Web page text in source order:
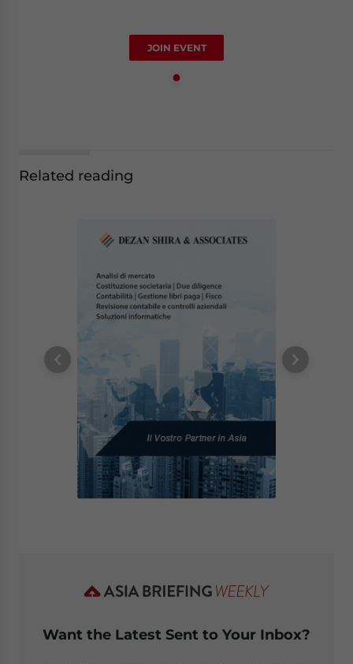
JOIN EVENT
Related reading
Want the Latest Sent to Your Inbox?